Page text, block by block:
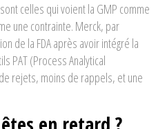
celles qui voient la GMP comme
une contrainte. Merck, par
de la FDA après avoir intégré la
PAT (Process Analytical
rejets, moins de rappels, et une